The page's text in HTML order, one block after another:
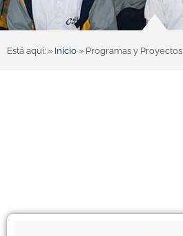
Está aquí: » Inicio » Programas y Proyectos